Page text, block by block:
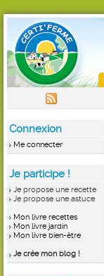
Connexion
Me connecter
Je participe !
Je propose une recette
Je propose une astuce
Mon livre recettes
Mon livre jardin
Mon livre bien-être
Je crée mon blog !